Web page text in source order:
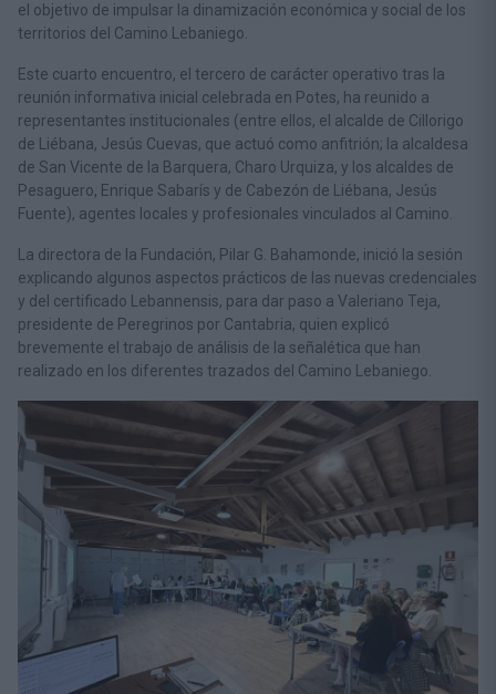
el objetivo de impulsar la dinamización económica y social de los
territorios del Camino Lebaniego.
Este cuarto encuentro, el tercero de carácter operativo tras la
reunión informativa inicial celebrada en Potes, ha reunido a
representantes institucionales (entre ellos, el alcalde de Cillorigo
de Liébana, Jesús Cuevas, que actuó como anfitrión; la alcaldesa
de San Vicente de la Barquera, Charo Urquiza, y los alcaldes de
Pesaguero, Enrique Sabarís y de Cabezón de Liébana, Jesús
Fuente), agentes locales y profesionales vinculados al Camino.
La directora de la Fundación, Pilar G. Bahamonde, inició la sesión
explicando algunos aspectos prácticos de las nuevas credenciales
y del certificado Lebannensis, para dar paso a Valeriano Teja,
presidente de Peregrinos por Cantabria, quien explicó
brevemente el trabajo de análisis de la señalética que han
realizado en los diferentes trazados del Camino Lebaniego.